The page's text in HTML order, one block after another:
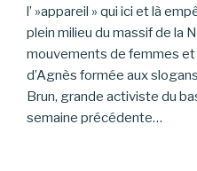
l’ »appareil » qui ici et là
plein milieu du massif de la
mouvements de femmes
d’Agnès formée aux
Brun, grande activiste du
semaine précédente…